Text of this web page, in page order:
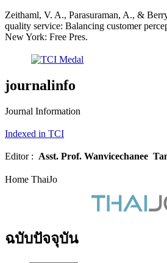
Zeithaml, V. A., Parasuraman, A., &
quality service: Balancing customer
New York: Free Pres.
journalinfo
Journal Information
Indexed in TCI
Editor : Asst. Prof. Wanvicechanee
Home ThaiJo
ฉบับปัจจุบัน